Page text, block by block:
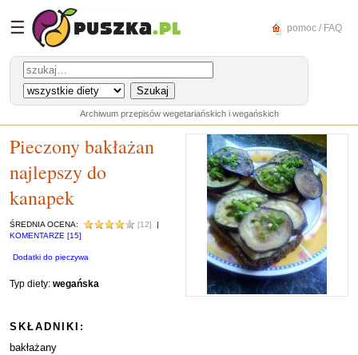
☰ pomoc / FAQ
Archiwum przepisów wegetariańskich i wegańskich
Pieczony bakłażan
najlepszy do
kanapek
ŚREDNIA OCENA: [12]
|
KOMENTARZE [15]
Dodatki do pieczywa
Typ diety: wegańska
SKŁADNIKI:
bakłażany